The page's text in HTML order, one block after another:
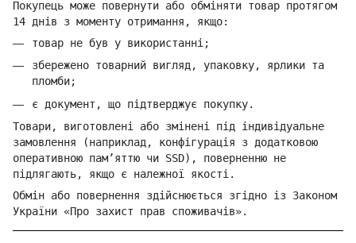
Покупець може повернути або обміняти товар протягом
14 днів з моменту отримання, якщо:
товар не був у використанні;
збережено товарний вигляд, упаковку, ярлики та
пломби;
є документ, що підтверджує покупку.
Товари, виготовлені або змінені під індивідуальне
замовлення (наприклад, конфігурація з додатковою
оперативною пам’яттю чи SSD), поверненню не
підлягають, якщо є належної якості.
Обмін або повернення здійснюється згідно із Законом
України «Про захист прав споживачів».